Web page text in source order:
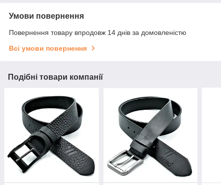
Умови повернення
Повернення товару впродовж 14 днів за домовленістю
Всі умови повернення
Подібні товари компанії